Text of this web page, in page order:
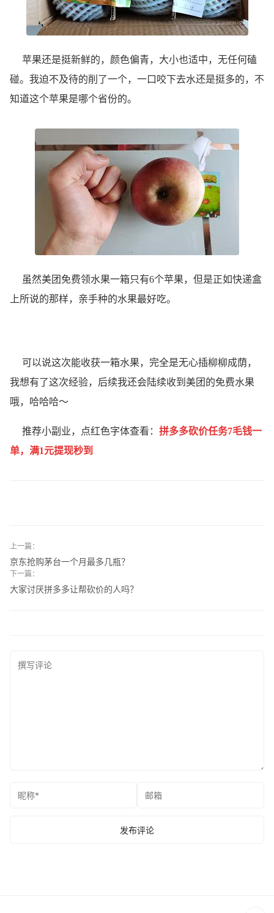
苹果还是挺新鲜的，颜色偏青，大小也适中，无任何磕
碰。我迫不及待的削了一个，一口咬下去水还是挺多的，不
知道这个苹果是哪个省份的。
虽然美团免费领水果一箱只有6个苹果，但是正如快递盒
上所说的那样，亲手种的水果最好吃。
可以说这次能收获一箱水果，完全是无心插柳柳成荫，
我想有了这次经验，后续我还会陆续收到美团的免费水果
哦，哈哈哈～
推荐小副业，点红色字体查看： 拼多多砍价任务7毛钱一
单，满1元提现秒到
上一篇：
京东抢购茅台一个月最多几瓶？
下一篇：
大家讨厌拼多多让帮砍价的人吗？